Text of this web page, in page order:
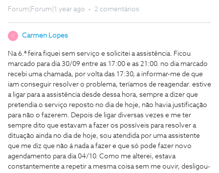
Forum|Forum|1 year ago 2 comentários
C Carmen Lopes
Na 6.ª feira fiquei sem serviço e solicitei a assistência. Ficou
marcado para dia 30/09 entre as 17:00 e as 21:00. no dia marcado
recebi uma chamada, por volta das 17:30, a informar-me de que
iam conseguir resolver o problema, teríamos de reagendar. estive
a ligar para a assistência desde dessa hora, sempre a dizer que
pretendia o serviço reposto no dia de hoje, não havia justificação
para não o fazerem. Depois de ligar diversas vezes e me ter
sempre dito que estavam a fazer os possíveis para resolver a
dituação ainda no dia de hoje, sou atendida por uma assistente
que me diz que não á nada a fazer e que só pode fazer novo
agendamento para dia 04/10. Como me alterei, estava
constantemente a repetir a mesma coisa sem me ouvir, desligou-